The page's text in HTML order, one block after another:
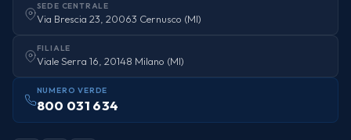
SEDE CENTRALE
Via Brescia 23, 20063 Cernusco (MI)
FILIALE
Viale Serra 16, 20148 Milano (MI)
NUMERO VERDE
800 031 634